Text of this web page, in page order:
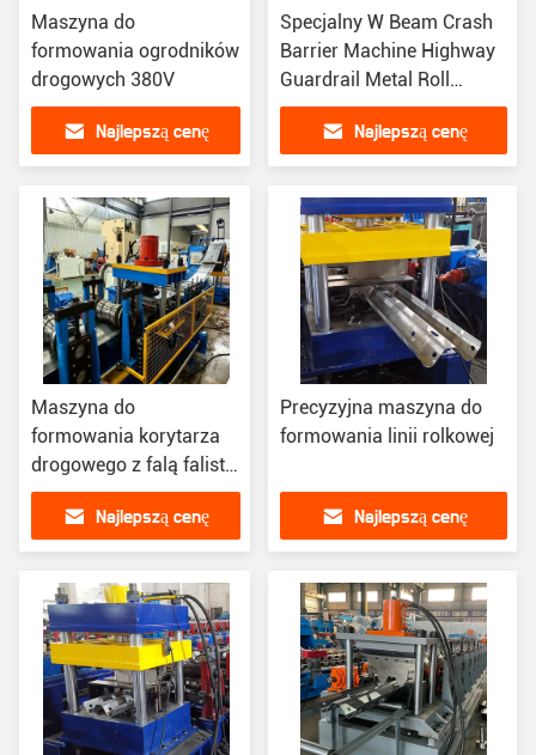
Maszyna do
formowania ogrodników
drogowych 380V
Najlepszą cenę
Specjalny W Beam Crash
Barrier Machine Highway
Guardrail Metal Roll
Former
Najlepszą cenę
Maszyna do
formowania korytarza
drogowego z falą falistą
11kw
Najlepszą cenę
Precyzyjna maszyna do
formowania linii rolkowej
Najlepszą cenę